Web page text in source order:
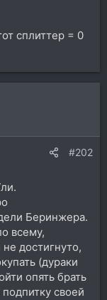
сплиттер = 0
#202
Беринжера.
всему,
достигнуто,
(дураки
опять брать
своей